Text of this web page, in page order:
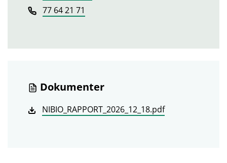
77 64 21 71
Dokumenter
NIBIO_RAPPORT_2026_12_18.pdf